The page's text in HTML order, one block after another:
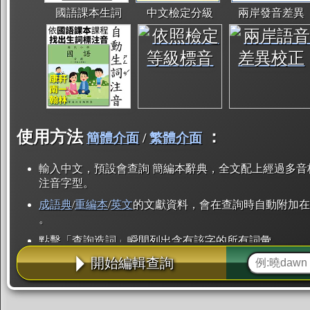
國語課本生詞 中文檢定分級 兩岸發音差異
使用方法 簡體介面/繁體介面 ：
輸入中文，預設會查詢 簡編本辭典，全文配上經過多音
注音字型。
成語典/重編本/英文的文獻資料，會在查詢時自動附加
。
點擊「查詢造詞」瞬間列出含有該字的所有詞彙。
點「部首」瞬間列出所有「同部首字」。也支援查詢「
辭典解釋的全文都經過自動斷詞，點擊便可瞬間「連續
用手動重複輸入。
開始編輯查詢